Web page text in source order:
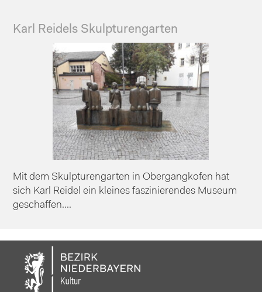
Karl Reidels Skulpturengarten
Mit dem Skulpturengarten in Obergangkofen hat
sich Karl Reidel ein kleines faszinierendes Museum
geschaffen....